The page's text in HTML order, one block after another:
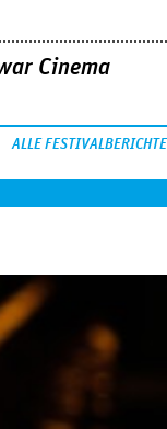
Cinema
ALLE FESTIVALBERICHTE